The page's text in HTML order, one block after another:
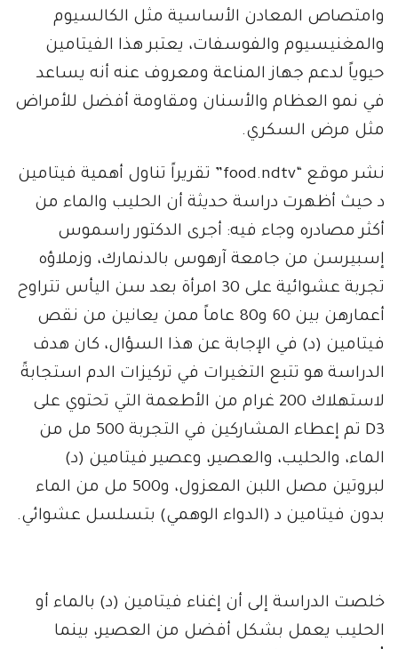
وامتصاص المعادن الأساسية مثل الكالسيوم
والمغنيسيوم والفوسفات، يعتبر هذا الفيتامين
حيوياً لدعم جهاز المناعة ومعروف عنه أنه يساعد
في نمو العظام والأسنان ومقاومة أفضل للأمراض
مثل مرض السكري.
نشر موقع “food.ndtv” تقريراً تناول أهمية فيتامين
د حيث أظهرت دراسة حديثة أن الحليب والماء من
أكثر مصادره وجاء فيه: أجرى الدكتور راسموس
إسبيرسن من جامعة آرهوس بالدنمارك، وزملاؤه
تجربة عشوائية على 30 امرأة بعد سن اليأس تتراوح
أعمارهن بين 60 و80 عاماً ممن يعانين من نقص
فيتامين (د) في الإجابة عن هذا السؤال، كان هدف
الدراسة هو تتبع التغيرات في تركيزات الدم استجابةً
لاستهلاك 200 غرام من الأطعمة التي تحتوي على
D3 تم إعطاء المشاركين في التجربة 500 مل من
الماء، والحليب، والعصير، وعصير فيتامين (د)
لبروتين مصل اللبن المعزول، و500 مل من الماء
بدون فيتامين د (الدواء الوهمي) بتسلسل عشوائي.
خلصت الدراسة إلى أن إغناء فيتامين (د) بالماء أو
الحليب يعمل بشكل أفضل من العصير، بينما